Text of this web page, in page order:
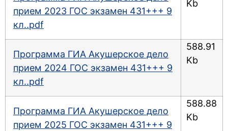
прием 2023 ГОС экзамен 431+++ 9
кл..pdf
Kb
Программа ГИА Акушерское дело
прием 2024 ГОС экзамен 431+++ 9
кл..pdf
588.91
Kb
Программа ГИА Акушерское дело
прием 2025 ГОС экзамен 431+++ 9
588.88
Kb